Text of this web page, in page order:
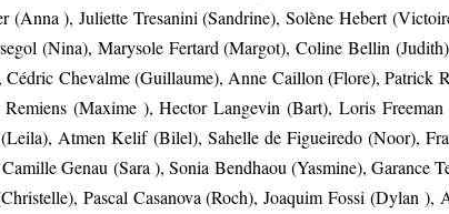
(Anna ), Juliette Tresanini (Sandrine), Solène Hebert
(Nina), Marysole Fertard (Margot), Coline Bellin
Chevalme (Guillaume), Anne Caillon (Flore), Patrick
(Maxime ), Hector Langevin (Bart), Loris
Atmen Kelif (Bilel), Sahelle de Figueiredo (Noor),
Genau (Sara ), Sonia Bendhaou (Yasmine), Garance
Pascal Casanova (Roch), Joaquim Fossi (Dylan ),